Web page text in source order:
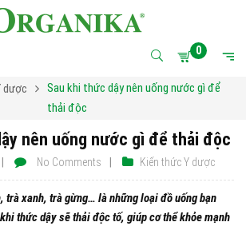
0
dược
Sau khi thức dậy nên uống nước gì để
thải độc
nên uống nước gì để thải độc
Kiến thức Y dược
No Comments
trà xanh, trà gừng… là những loại đồ uống bạn
thức dậy sẽ thải độc tố, giúp cơ thể khỏe mạnh